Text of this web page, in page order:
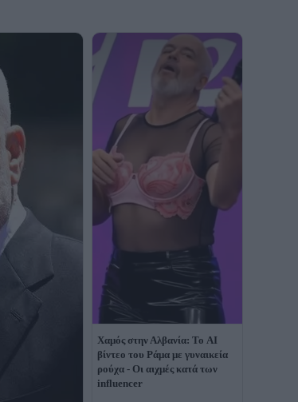
Χαμός στην Αλβανία: Το AI
βίντεο του Ράμα με γυναικεία
ρούχα - Οι αιχμές κατά των
influencer